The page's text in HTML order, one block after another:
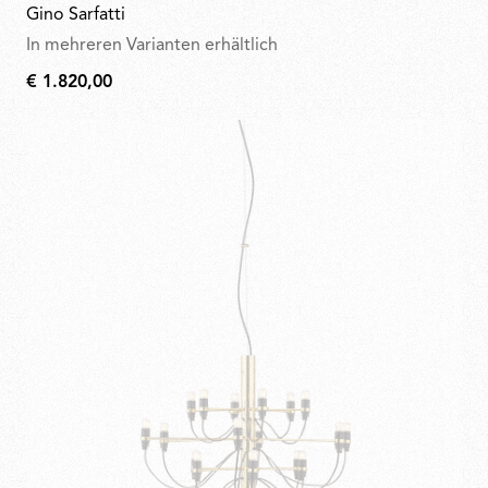
Gino Sarfatti
In mehreren Varianten erhältlich
€
€ 1.820,00